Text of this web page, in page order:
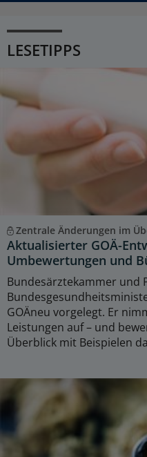
LESETIPPS
Zentrale Änderungen im
Aktualisierter GOÄ-
Umbewertungen und
Bundesärztekammer und
GOÄneu vorgelegt. Er
Leistungen auf – und
Überblick mit Beispielen